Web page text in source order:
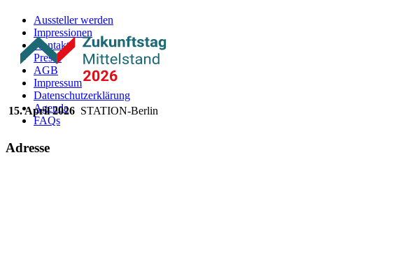
15. April 2026 STATION-Berlin
Aussteller werden
Impressionen
Kontakt
Presse
AGB
Impressum
Datenschutzerklärung
Agenda
FAQs
Adresse